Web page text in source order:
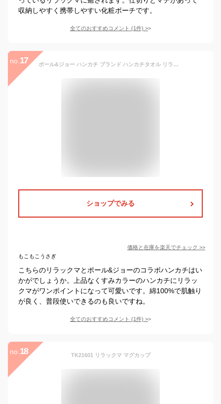
収納しやすく携帯しやすい化粧ポーチです。
全てのおすすめコメント (1件) >
no. 17 ポール&ジョー ハンカチ ブランド ハンカチタオル リラックマ リラックマグッズ タオルハンカチ ハンドタオル ポールアンドジョー レディース 綿 コットン 綿100 女性 可愛い おしゃれ かわいい 小さめ 25x25 ミニタオル ミニタオル ギフト 百貨店 ラッピング プレゼント
ショップでみる
価格と在庫を楽天でチェック >>
もこもこうさぎ
こちらのリラックマとポール&ジョーのコラボハンカチはい
かがでしょうか。上品なくすみカラーのハンカチにリラッ
クマがワンポイントになって可愛いです。綿100%で肌触り
が良く、普段使いできるのも良いですね。
全てのおすすめコメント (1件) >
no. 18 TK21601 リラックマ マグカップ